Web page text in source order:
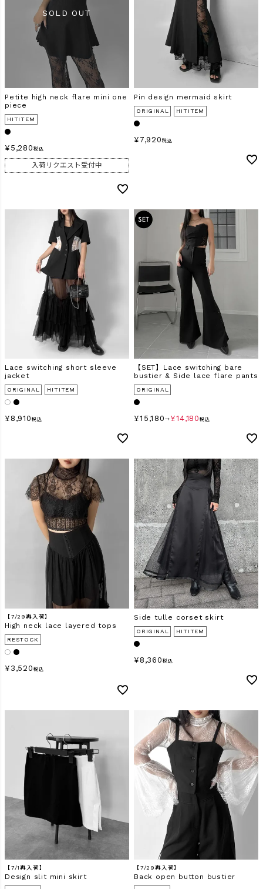
Petite high neck flare mini one
piece
HITITEM
¥ 5,280 税込
入荷リクエスト受付中
Pin design mermaid skirt
ORIGINAL HITITEM
¥ 7,920 税込
Lace switching short sleeve
jacket
ORIGINAL HITITEM
¥ 8,910 税込
【SET】Lace switching bare
bustier & Side lace flare pants
ORIGINAL
¥15,180→ ¥14,180税込
【7/29再入荷】
High neck lace layered tops
RESTOCK
¥ 3,520 税込
Side tulle corset skirt
ORIGINAL HITITEM
¥ 8,360 税込
【7/1再入荷】
Design slit mini skirt
【7/29再入荷】
Back open button bustier